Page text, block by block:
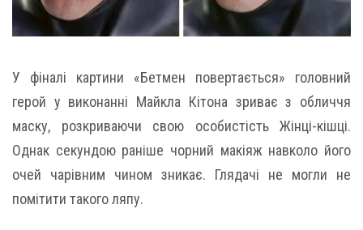
У фіналі картини «Бетмен повертається» головний
герой у виконанні Майкла Кітона зриває з обличчя
маску, розкриваючи свою особистість Жінці-кішці.
Однак секундою раніше чорний макіяж навколо його
очей чарівним чином зникає. Глядачі не могли не
помітити такого ляпу.